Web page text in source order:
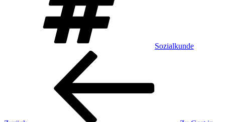
Sozialkunde
Beitragsnavigation